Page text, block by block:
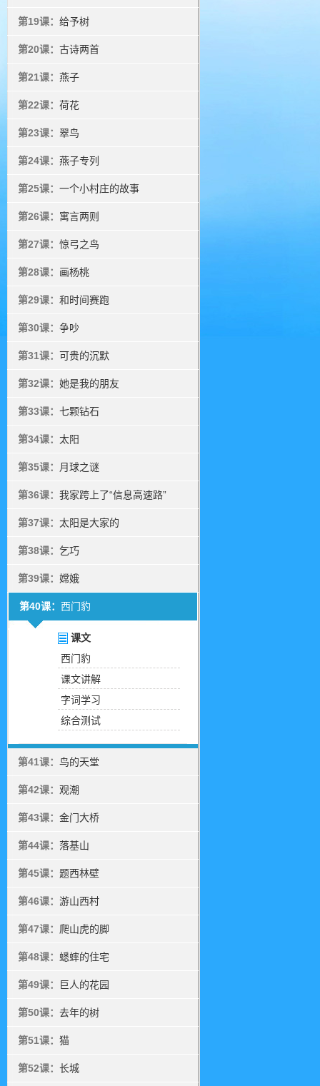
第19课： 给予树
第20课： 古诗两首
第21课： 燕子
第22课： 荷花
第23课： 翠鸟
第24课： 燕子专列
第25课： 一个小村庄的故事
第26课： 寓言两则
第27课： 惊弓之鸟
第28课： 画杨桃
第29课： 和时间赛跑
第30课： 争吵
第31课： 可贵的沉默
第32课： 她是我的朋友
第33课： 七颗钻石
第34课： 太阳
第35课： 月球之谜
第36课： 我家跨上了“信息高速路”
第37课： 太阳是大家的
第38课： 乞巧
第39课： 嫦娥
第40课： 西门豹
课文
西门豹
课文讲解
字词学习
综合测试
第41课： 鸟的天堂
第42课： 观潮
第43课： 金门大桥
第44课： 落基山
第45课： 题西林壁
第46课： 游山西村
第47课： 爬山虎的脚
第48课： 蟋蟀的住宅
第49课： 巨人的花园
第50课： 去年的树
第51课： 猫
第52课： 长城